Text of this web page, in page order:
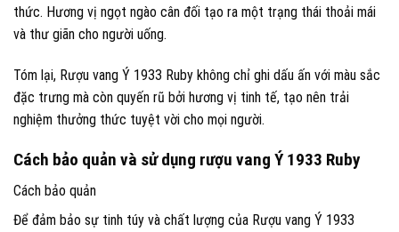
thức. Hương vị ngọt ngào cân đối tạo ra một trạng thái thoải mái
và thư giãn cho người uống.
Tóm lại, Rượu vang Ý 1933 Ruby không chỉ ghi dấu ấn với màu sắc
đặc trưng mà còn quyến rũ bởi hương vị tinh tế, tạo nên trải
nghiệm thưởng thức tuyệt vời cho mọi người.
Cách bảo quản và sử dụng rượu vang Ý 1933 Ruby
Cách bảo quản
Để đảm bảo sự tinh túy và chất lượng của Rượu vang Ý 1933